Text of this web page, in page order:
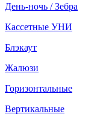
День-ночь / Зебра
Кассетные УНИ
Блэкаут
Жалюзи
Горизонтальные
Вертикальные